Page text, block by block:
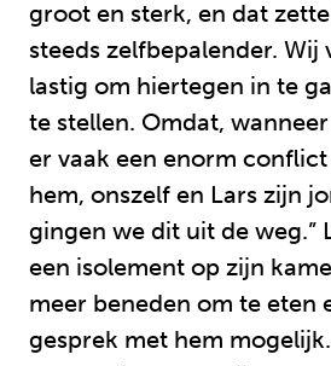
groot en sterk, en dat
steeds zelfbepalender. Wij
lastig om hiertegen in te
te stellen. Omdat,
er vaak een enorm
hem, onszelf en Lars zijn
gingen we dit uit de weg.”
een isolement op zijn
meer beneden om te eten
gesprek met hem